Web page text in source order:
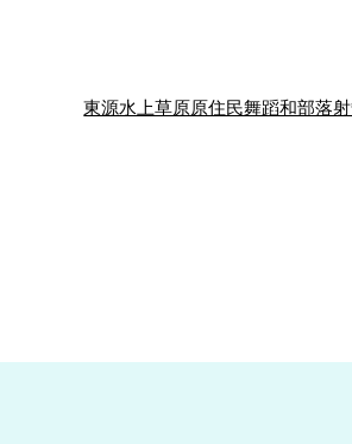
東源水上草原原住民舞蹈和部落